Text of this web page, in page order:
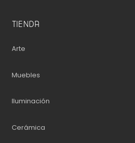
TIENDA
Arte
Muebles
Iluminación
Cerámica